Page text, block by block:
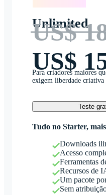
Unlimited
US$
US$
Para criadores maiores
exigem liberdade criativa
Teste
Tudo no Starter,
Downloads
Acesso
Ferramentas
Recursos de
Um pacote
Sem